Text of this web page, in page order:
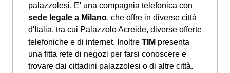
palazzolesi. E' una compagnia telefonica con
sede legale a Milano, che offre in diverse città
d'Italia, tra cui Palazzolo Acreide, diverse offerte
telefoniche e di internet. Inoltre TIM presenta
una fitta rete di negozi per farsi conoscere e
trovare dai cittadini palazzolesi o di altre città.